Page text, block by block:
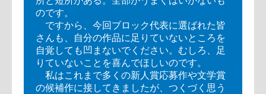
のです。
ですから、今回ブロック代表に選ばれた皆
さんも、自分の作品に足りていないところを
自覚しても凹まないでください。むしろ、足
りていないことを喜んでほしいのです。
私はこれまで多くの新人賞応募作や文学賞
の候補作に接してきましたが、つくづく思う